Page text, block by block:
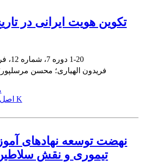
تکوین هویت ایرانی در
1-20
فریدون الهیاری؛ محسن
207.76 K
نهضت توسعه نهادهای
تیموری و نقش